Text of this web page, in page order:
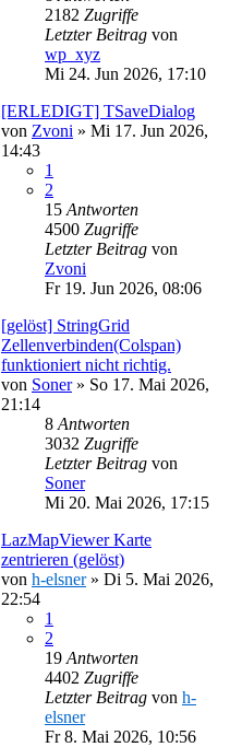
2182 Zugriffe
Letzter Beitrag von
wp_xyz
Mi 24. Jun 2026, 17:10
[ERLEDIGT] TSaveDialog
von Zvoni » Mi 17. Jun 2026,
14:43
1
2
15 Antworten
4500 Zugriffe
Letzter Beitrag von
Zvoni
Fr 19. Jun 2026, 08:06
[gelöst] StringGrid
Zellenverbinden(Colspan)
funktioniert nicht richtig.
von Soner» So 17. Mai 2026,
21:14
8 Antworten
3032 Zugriffe
Letzter Beitrag von
Soner
Mi 20. Mai 2026, 17:15
LazMapViewer Karte
zentrieren (gelöst)
von h-elsner» Di 5. Mai 2026,
22:54
1
2
19 Antworten
4402 Zugriffe
Letzter Beitrag von h-
elsner
Fr 8. Mai 2026, 10:56